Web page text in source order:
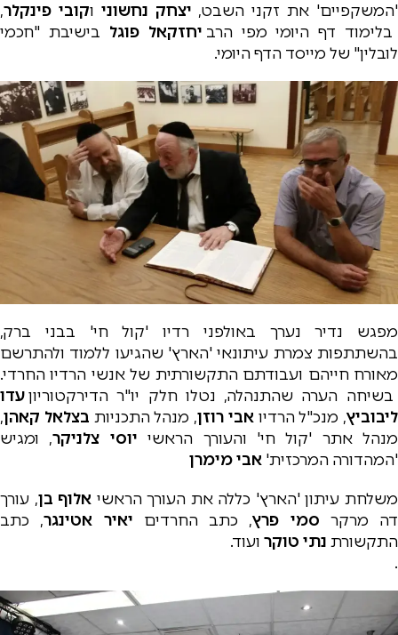
'המשקפיים' את זקני השבט, יצחק נחשוני וקובי פינקלר,
בלימוד דף היומי מפי הרב יחזקאל פוגל בישיבת "חכמי
לובלין" של מייסד הדף היומי.
מפגש נדיר נערך באולפני רדיו 'קול חי' בבני ברק,
בהשתתפות צמרת עיתונאי 'הארץ' שהגיעו ללמוד ולהתרשם
מאורח חייהם ועבודתם התקשורתית של אנשי הרדיו החרדי.
בשיחה הערה שהתנהלה, נטלו חלק יו"ר הדירקטוריוןעדו
ליבוביץ, מנכ"ל הרדיואבי רוזן, מנהל התכניות בצלאל קאהן,
מנהל אתר 'קול חי' והעורך הראשי יוסי צלניקר, ומגיש
'המהדורה המרכזית' אבי מימרן
משלחת עיתון 'הארץ' כללה את העורך הראשי אלוף בן, עורך
דה מרקר סמי פרץ, כתב החרדים יאיר אטינגר, כתב
התקשורת נתי טוקר ועוד.
.